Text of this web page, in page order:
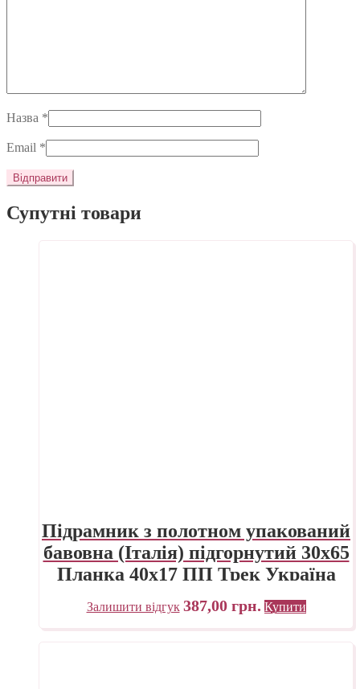
Назва *
Email *
Супутні товари
Підрамник з полотном упакований
бавовна (Італія) підгорнутий 30х65
Планка 40х17 ПП Трек Україна
Залишити відгук 387,00 грн. Купити